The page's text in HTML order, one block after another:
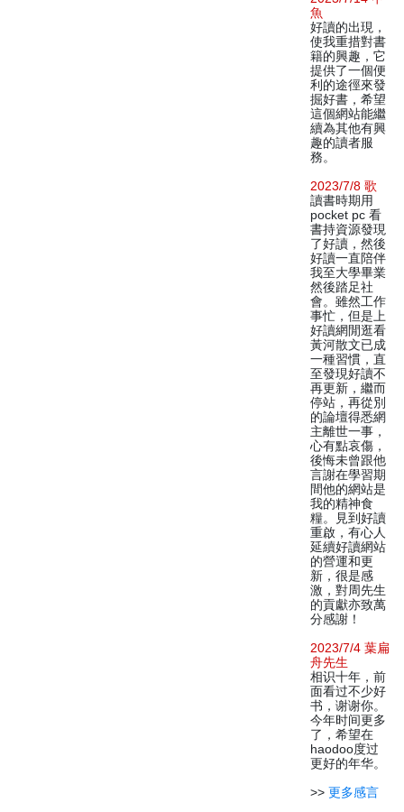
魚
好讀的出現，
使我重措對書
籍的興趣，它
提供了一個便
利的途徑來發
掘好書，希望
這個網站能繼
續為其他有興
趣的讀者服
務。
2023/7/8 歌
讀書時期用
pocket pc 看
書持資源發現
了好讀，然後
好讀一直陪伴
我至大學畢業
然後踏足社
會。雖然工作
事忙，但是上
好讀網閒逛看
黃河散文已成
一種習慣，直
至發現好讀不
再更新，繼而
停站，再從別
的論壇得悉網
主離世一事，
心有點哀傷，
後悔未曾跟他
言謝在學習期
間他的網站是
我的精神食
糧。見到好讀
重啟，有心人
延續好讀網站
的營運和更
新，很是感
激，對周先生
的貢獻亦致萬
分感謝！
2023/7/4 葉扁
舟先生
相识十年，前
面看过不少好
书，谢谢你。
今年时间更多
了，希望在
haodoo度过
更好的年华。
>> 更多感言